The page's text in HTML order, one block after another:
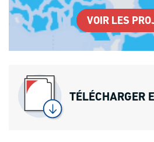
VOIR LES
TÉLÉCHARGER